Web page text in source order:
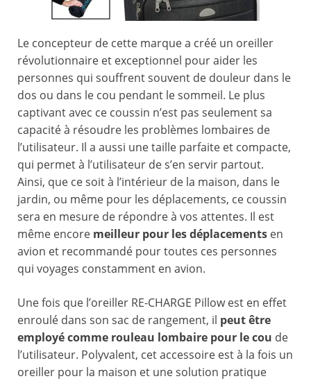
Le concepteur de cette marque a créé un oreiller
révolutionnaire et exceptionnel pour aider les
personnes qui souffrent souvent de douleur dans le
dos ou dans le cou pendant le sommeil. Le plus
captivant avec ce coussin n’est pas seulement sa
capacité à résoudre les problèmes lombaires de
l’utilisateur. Il a aussi une taille parfaite et compacte,
qui permet à l’utilisateur de s’en servir partout.
Ainsi, que ce soit à l’intérieur de la maison, dans le
jardin, ou même pour les déplacements, ce coussin
sera en mesure de répondre à vos attentes. Il est
même encore meilleur pour les déplacements en
avion et recommandé pour toutes ces personnes
qui voyages constamment en avion.
Une fois que l’oreiller RE-CHARGE Pillow est en effet
enroulé dans son sac de rangement, il peut être
employé comme rouleau lombaire pour le cou de
l’utilisateur. Polyvalent, cet accessoire est à la fois un
oreiller pour la maison et une solution pratique